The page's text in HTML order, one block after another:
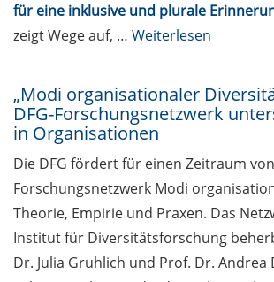
für eine inklusive und plurale
zeigt Wege auf, … Weiterlesen
„Modi organisationaler
DFG-Forschungsnetzwerk
in Organisationen
Die DFG fördert für einen Zeitraum
Forschungsnetzwerk Modi
Theorie, Empirie und Praxen. Das
Institut für Diversitätsforschung
Dr. Julia Gruhlich und Prof. Dr. Andrea